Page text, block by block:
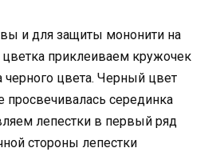
и для защиты мононити на
цветка приклеиваем кружочек
черного цвета. Черный цвет
просвечивалась серединка
лепестки в первый ряд
стороны лепестки